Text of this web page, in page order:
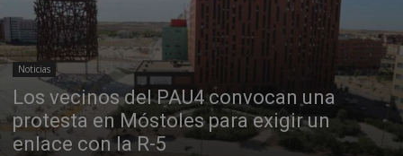
Noticias
Los vecinos del PAU4 convocan una
protesta en Móstoles para exigir un
enlace con la R-5